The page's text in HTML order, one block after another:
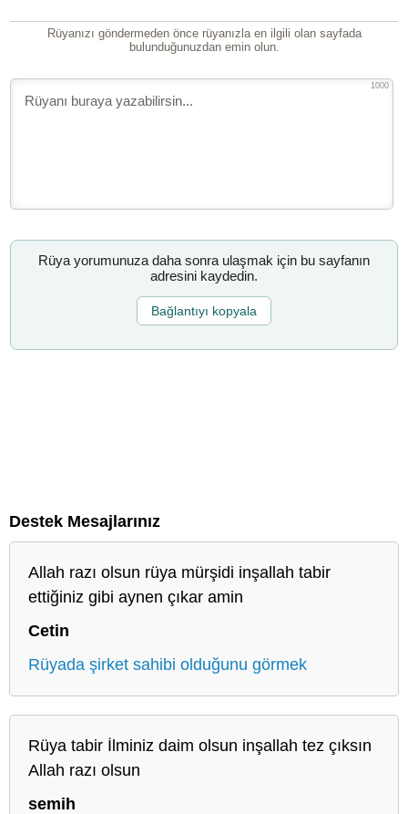
Rüyanızı göndermeden önce rüyanızla en ilgili olan sayfada
bulunduğunuzdan emin olun.
1000
Rüya yorumunuza daha sonra ulaşmak için bu sayfanın
adresini kaydedin.
Bağlantıyı kopyala
Destek Mesajlarınız
Allah razı olsun rüya mürşidi inşallah tabir
ettiğiniz gibi aynen çıkar amin
Cetin
Rüyada şirket sahibi olduğunu görmek
Rüya tabir İlminiz daim olsun inşallah tez çıksın
Allah razı olsun
semih